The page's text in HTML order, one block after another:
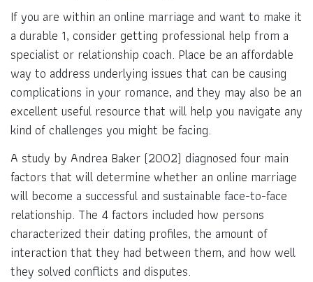
If you are within an online marriage and want to make it
a durable 1, consider getting professional help from a
specialist or relationship coach. Place be an affordable
way to address underlying issues that can be causing
complications in your romance, and they may also be an
excellent useful resource that will help you navigate any
kind of challenges you might be facing.
A study by Andrea Baker (2002) diagnosed four main
factors that will determine whether an online marriage
will become a successful and sustainable face-to-face
relationship. The 4 factors included how persons
characterized their dating profiles, the amount of
interaction that they had between them, and how well
they solved conflicts and disputes.